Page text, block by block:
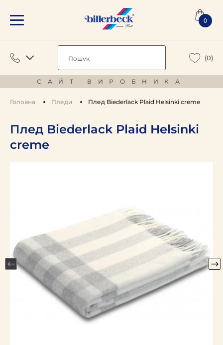
0
(0)
САЙТ ВИРОБНИКА
Головна Пледи Плед Biederlack Plaid Helsinki creme
Плед Biederlack Plaid Helsinki
creme